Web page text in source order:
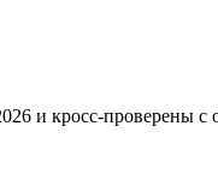
и кросс-проверены